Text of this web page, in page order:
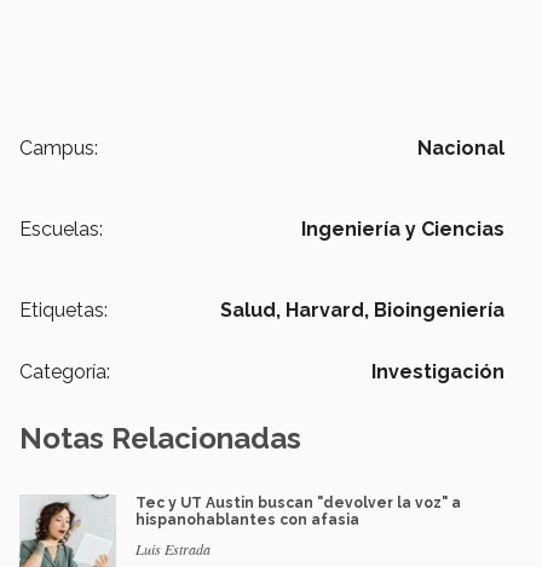
Campus: Nacional
Escuelas: Ingeniería y Ciencias
Etiquetas: Salud, Harvard, Bioingeniería
Categoría: Investigación
Notas Relacionadas
Tec y UT Austin buscan "devolver la voz" a
hispanohablantes con afasia
Luis Estrada